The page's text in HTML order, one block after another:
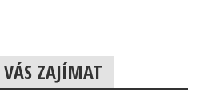
ZAJÍMAT